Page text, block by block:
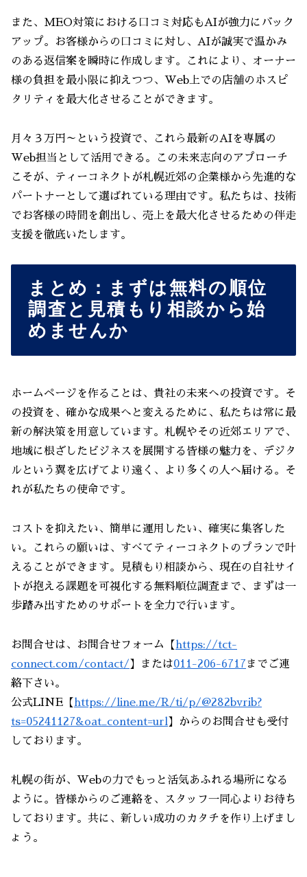
また、MEO対策における口コミ対応もAIが強力にバック
アップ。お客様からの口コミに対し、AIが誠実で温かみ
のある返信案を瞬時に作成します。これにより、オーナー
様の負担を最小限に抑えつつ、Web上での店舗のホスピ
タリティを最大化させることができます。
月々３万円～という投資で、これら最新のAIを専属の
Web担当として活用できる。この未来志向のアプローチ
こそが、ティーコネクトが札幌近郊の企業様から先進的な
パートナーとして選ばれている理由です。私たちは、技術
でお客様の時間を創出し、売上を最大化させるための伴走
支援を徹底いたします。
まとめ：まずは無料の順位
調査と見積もり相談から始
めませんか
ホームページを作ることは、貴社の未来への投資です。そ
の投資を、確かな成果へと変えるために、私たちは常に最
新の解決策を用意しています。札幌やその近郊エリアで、
地域に根ざしたビジネスを展開する皆様の魅力を、デジタ
ルという翼を広げてより遠く、より多くの人へ届ける。そ
れが私たちの使命です。
コストを抑えたい、簡単に運用したい、確実に集客した
い。これらの願いは、すべてティーコネクトのプランで叶
えることができます。見積もり相談から、現在の自社サイ
トが抱える課題を可視化する無料順位調査まで、まずは一
歩踏み出すためのサポートを全力で行います。
お問合せは、お問合せフォーム【 https://tct-
connect.com/contact/ 】または011-206-6717までご連
絡下さい。
公式LINE【 https://line.me/R/ti/p/@282bvrib?
ts=05241127&oat_content=url 】からのお問合せも受付
しております。
札幌の街が、Webの力でもっと活気あふれる場所になる
ように。皆様からのご連絡を、スタッフ一同心よりお待ち
しております。共に、新しい成功のカタチを作り上げまし
ょう。